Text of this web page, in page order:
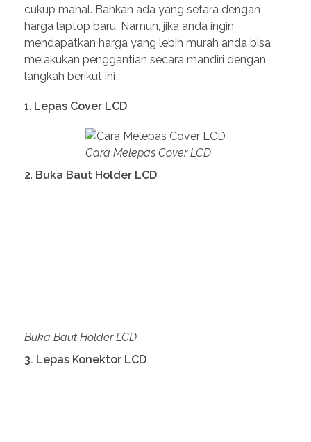
cukup mahal. Bahkan ada yang setara dengan
harga laptop baru. Namun, jika anda ingin
mendapatkan harga yang lebih murah anda bisa
melakukan penggantian secara mandiri dengan
langkah berikut ini :
Lepas Cover LCD
Cara Melepas Cover LCD
2. Buka Baut Holder LCD
Buka Baut Holder LCD
3. Lepas Konektor LCD